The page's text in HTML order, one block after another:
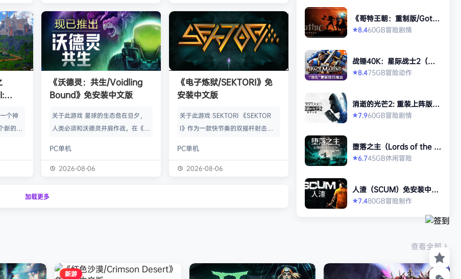
群没了
这也只
附近
种隐藏
也可能
，以
摸丢死老鼠！ 有了摇鼠灵™，一切尽
在掌握！把那只老鼠摇到服从，看着
“鼠条”填满。摇得多了，就能慢慢彻
底解决你的问题了。摇鼠灵™起效
快，用法简单，效果绝佳，让你的烦
恼瞬间无影无踪。 为什么选择摇鼠
灵™？ 轻松…
的节奏繁荣发展——无压力，并享受
精巧系统带来的成就感。 探索三大
区域——山间隘口、沙漠平原与肥沃
河谷——各自拥有独特资源、挑战与
令人忍不住截图的景致。地貌不仅是
背景；它会塑造你的策略与可达成的
目标。发掘古老工…
个神
新的幻
悉的
式呈
一项
救地
《沃德灵：共生/Voidling
Bound》免安装中文版
关于此游戏 星球的生态危在旦夕，
人类必须和沃德灵并肩作战。在《沃
生物学家，与被称为“沃德灵”的生物
神经链接。不断孵化、培育、升级、
挡、反击等技能的配…
PC单机
2026-08-06
《电子炼狱/SEKTORI》免
安装中文版
关于此游戏 SEKTORI 《SEKTOR
I》作为一款快节奏的双摇杆射击游
慎选择升级项目，打造强大的构筑，
置身风云变幻的战场，迎战源源不断
人种…
PC单机
2026-08-06
加载更多
《哥特王朝：重制版/Gothi
c 1 Remake》免安装中文
版
★8.460GB冒险剧情
战锤40K：星际战士2（Wa
rhammer 40,000: Space
Marine 2）免安装中文版
★8.475GB冒险动作
消逝的光芒2: 重装上阵版
（Dying Light 2 Stay Hu
man: Reloaded Edition）
★7.960GB冒险剧情
堕落之主（Lords of the F
allen）免安装中文版
★6.745GB休闲冒险
人渣（SCUM）免安装中文
版
★7.480GB冒险制作
查看全部
新游